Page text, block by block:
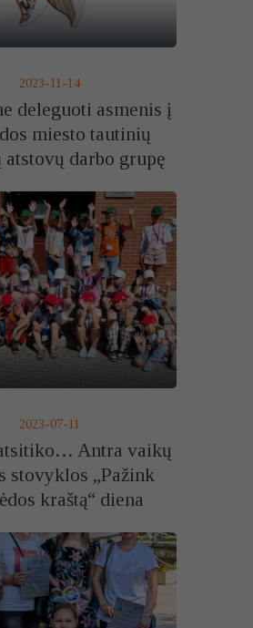
2023-11-14
deleguoti asmenis į
miesto tautinių
atstovų darbo grupę
2023-07-11
Antra vaikų
stovyklos „Pažink
kraštą“ diena